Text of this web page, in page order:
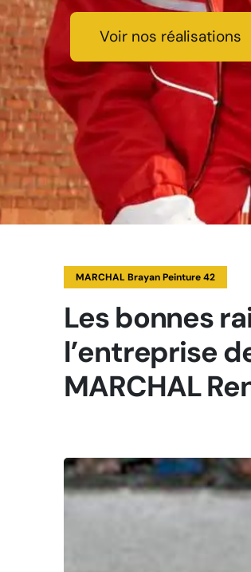
Voir nos réalisations
MARCHAL Brayan Peinture 42
Les bonnes
l’entreprise
MARCHAL